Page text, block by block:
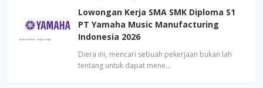
Lowongan Kerja SMA SMK Diploma S1
PT Yamaha Music Manufacturing
Indonesia 2026
Diera ini, mencari sebuah pekerjaan bukan lah
tentang untuk dapat mene…